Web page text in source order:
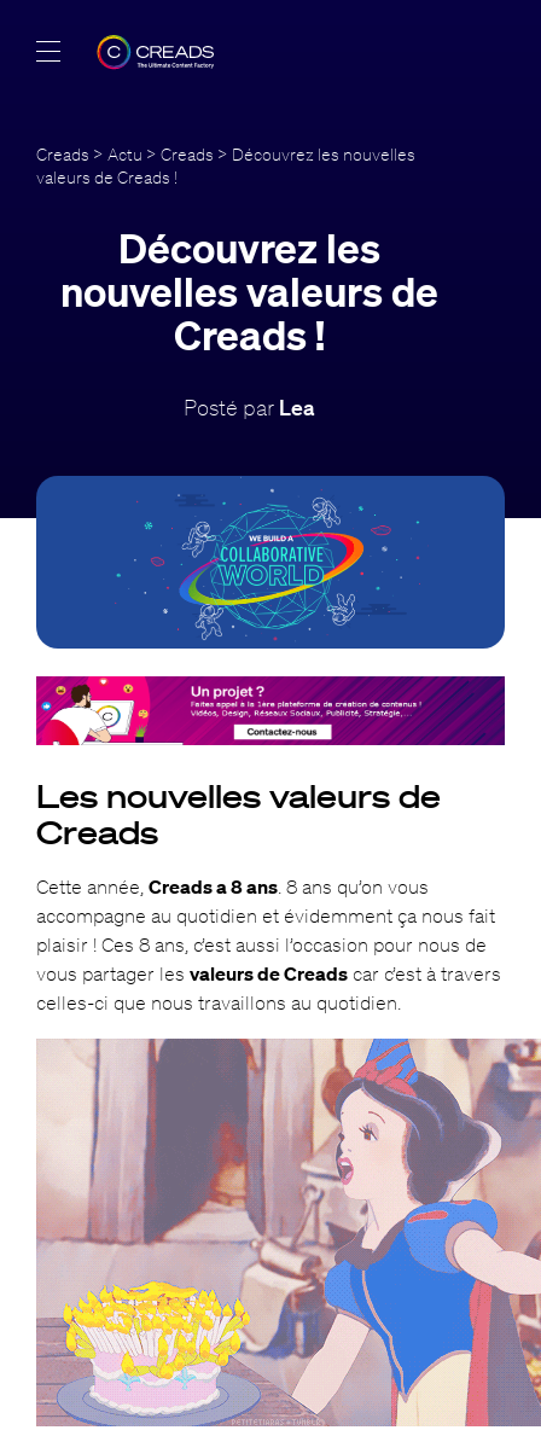
Offres
Guide
Creads > Actu > Creads > Découvrez les nouvelles
valeurs de Creads !
Découvrez les
nouvelles valeurs de
Creads !
Posté par Lea
Les nouvelles valeurs de
Creads
Cette année, Creads a 8 ans. 8 ans qu’on vous
accompagne au quotidien et évidemment ça nous fait
plaisir ! Ces 8 ans, c’est aussi l’occasion pour nous de
vous partager les valeurs de Creadscar c’est à travers
celles-ci que nous travaillons au quotidien.